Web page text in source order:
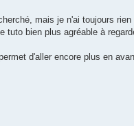
mais je n'ai toujours rien
tuto bien plus agréable à
d'aller encore plus en